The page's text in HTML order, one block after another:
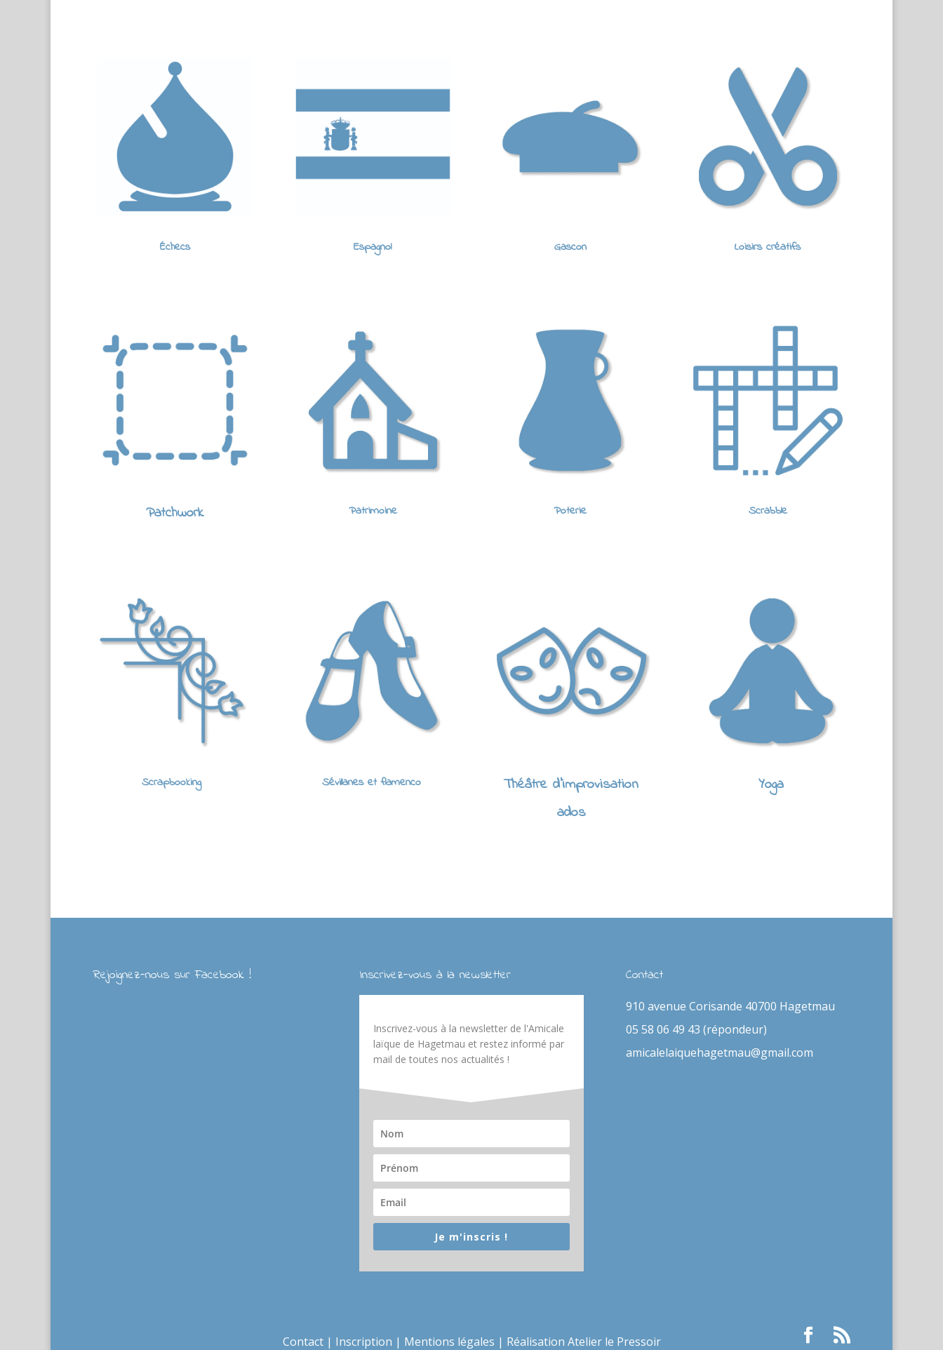
Échecs Espagnol Gascon Loisirs créatifs
Patchwork Patrimoine Poterie Scrabble
Scrapbooking Sévillanes et flamenco
Théâtre d'improvisation
ados
Yoga
Rejoignez-nous sur Facebook ! Inscrivez-vous à la newsletter
Inscrivez-vous à la newsletter de l'Amicale
laïque de Hagetmau et restez informé par
mail de toutes nos actualités !
Je m'inscris !
Contact
910 avenue Corisande 40700 Hagetmau
05 58 06 49 43 (répondeur)
amicalelaiquehagetmau@gmail.com
Contact| Inscription | Mentions légales | Réalisation Atelier le Pressoir